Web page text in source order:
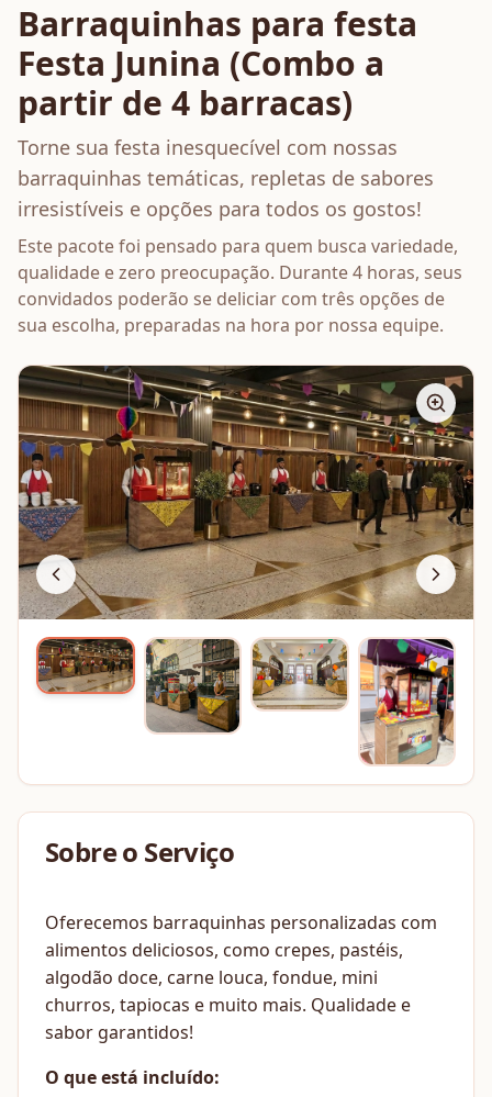
Barraquinhas para festa
Festa Junina (Combo a
partir de 4 barracas)
Torne sua festa inesquecível com nossas
barraquinhas temáticas, repletas de sabores
irresistíveis e opções para todos os gostos!
Este pacote foi pensado para quem busca variedade,
qualidade e zero preocupação. Durante 4 horas, seus
convidados poderão se deliciar com três opções de
sua escolha, preparadas na hora por nossa equipe.
Sobre o Serviço
Oferecemos barraquinhas personalizadas com
alimentos deliciosos, como crepes, pastéis,
algodão doce, carne louca, fondue, mini
churros, tapiocas e muito mais. Qualidade e
sabor garantidos!
O que está incluído: